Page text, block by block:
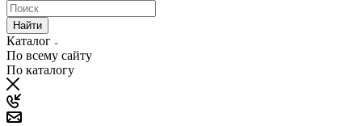
Найти
Каталог
По всему сайту
По каталогу